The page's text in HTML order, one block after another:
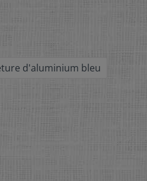
d'aluminium bleu